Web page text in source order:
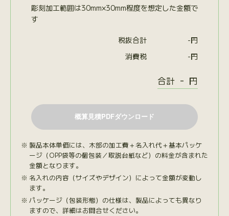
彫刻加工範囲は30mm×30mm程度を想定した金額で
す
税抜合計 -円
消費税
-円
合計 - 円
製品本体単価には、木部の加工費＋名入れ代＋基本パッケ
ージ（OPP袋等の個包装／取説台紙など）の料金が含まれた
金額となります。
名入れの内容（サイズやデザイン）によって金額が変動し
ます。
パッケージ（包装形態）の仕様は、製品によっても異なり
ますので、詳細はお問合せください。